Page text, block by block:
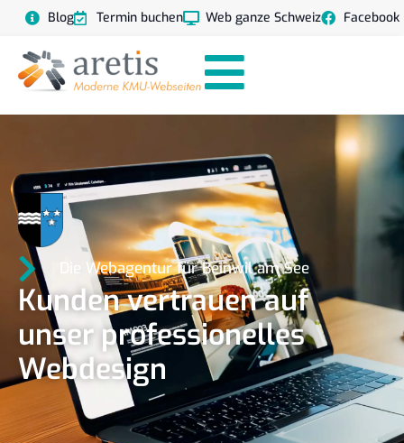
Blog Termin buchen Web ganze Schweiz Facebook
Die Webagentur für Beinwil am See
Kunden vertrauen auf
unser professionelles
Webdesign